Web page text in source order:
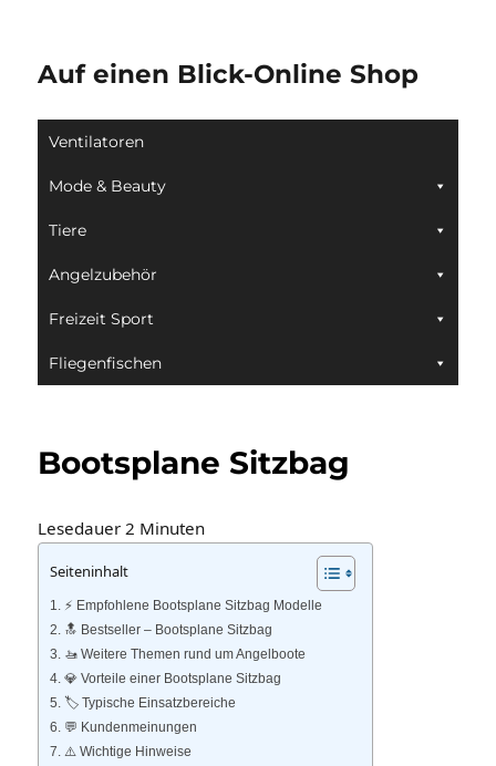
Auf einen Blick-Online Shop
Ventilatoren
Mode & Beauty
Tiere
Angelzubehör
Freizeit Sport
Fliegenfischen
Bootsplane Sitzbag
Lesedauer 2 Minuten
Seiteninhalt
⚡️ Empfohlene Bootsplane Sitzbag Modelle
🔝 Bestseller – Bootsplane Sitzbag
🚤 Weitere Themen rund um Angelboote
💎 Vorteile einer Bootsplane Sitzbag
🏷️ Typische Einsatzbereiche
💬 Kundenmeinungen
⚠️ Wichtige Hinweise